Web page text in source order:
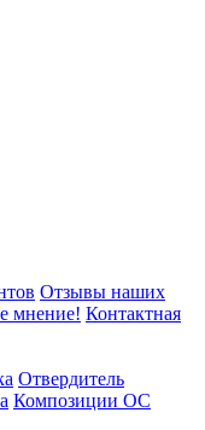
Отзывы наших
мнение! Контактная
Отвердитель
Композиции ОС